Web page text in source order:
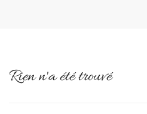
Rien n'a été trouvé